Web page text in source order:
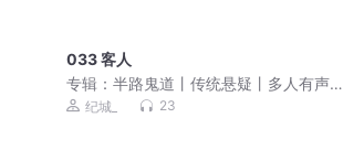
033 客人
专辑：半路鬼道丨传统悬疑丨多人有声
剧 纪城_ 23